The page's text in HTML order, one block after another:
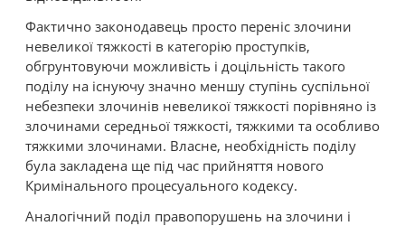
Фактично законодавець просто переніс злочини
невеликої тяжкості в категорію проступків,
обгрунтовуючи можливість і доцільність такого
поділу на існуючу значно меншу ступінь суспільної
небезпеки злочинів невеликої тяжкості порівняно із
злочинами середньої тяжкості, тяжкими та особливо
тяжкими злочинами. Власне, необхідність поділу
була закладена ще під час прийняття нового
Кримінального процесуального кодексу.
Аналогічний поділ правопорушень на злочини і